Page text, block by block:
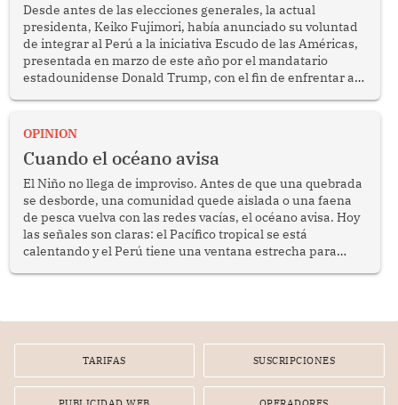
Desde antes de las elecciones generales, la actual
presidenta, Keiko Fujimori, había anunciado su voluntad
de integrar al Perú a la iniciativa Escudo de las Américas,
presentada en marzo de este año por el mandatario
estadounidense Donald Trump, con el fin de enfrentar al
OPINION
Cuando el océano avisa
El Niño no llega de improviso. Antes de que una quebrada
se desborde, una comunidad quede aislada o una faena
de pesca vuelva con las redes vacías, el océano avisa. Hoy
las señales son claras: el Pacífico tropical se está
calentando y el Perú tiene una ventana estrecha para
TARIFAS SUSCRIPCIONES